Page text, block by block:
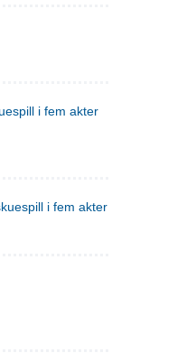
i fem akter
i fem akter